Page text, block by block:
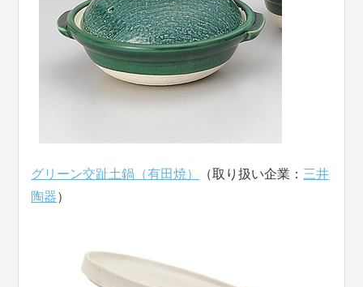
グリーン交趾土鍋（有田焼） （取り扱い企業： 三井
陶器）